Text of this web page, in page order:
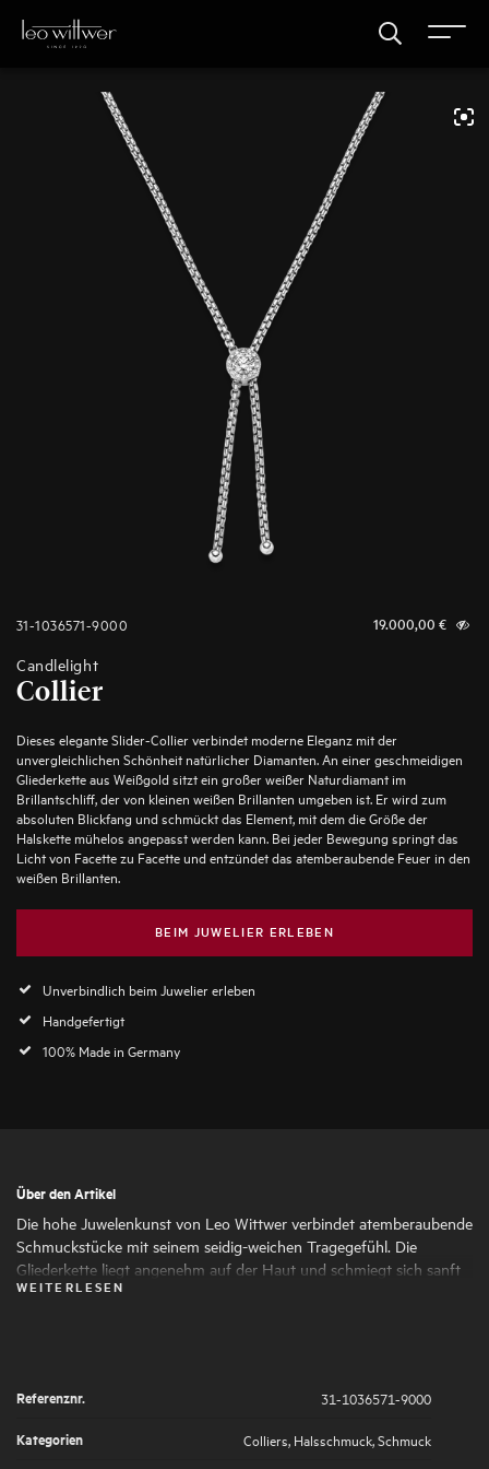
31-1036571-9000 19.000,00 €
Candlelight
Collier
Dieses elegante Slider-Collier verbindet moderne Eleganz mit der
unvergleichlichen Schönheit natürlicher Diamanten. An einer geschmeidigen
Gliederkette aus Weißgold sitzt ein großer weißer Naturdiamant im
Brillantschliff, der von kleinen weißen Brillanten umgeben ist. Er wird zum
absoluten Blickfang und schmückt das Element, mit dem die Größe der
Halskette mühelos angepasst werden kann. Bei jeder Bewegung springt das
Licht von Facette zu Facette und entzündet das atemberaubende Feuer in den
weißen Brillanten.
BEIM JUWELIER ERLEBEN
Unverbindlich beim Juwelier erleben
Handgefertigt
100% Made in Germany
Über den Artikel
Die hohe Juwelenkunst von Leo Wittwer verbindet atemberaubende
Schmuckstücke mit seinem seidig-weichen Tragegefühl. Die
Gliederkette liegt angenehm auf der Haut und schmiegt sich sanft
an das Dekolleté. Die Diamanten wurden unter der Lupe gefasst,
WEITERLESEN
Referenznr.
31-1036571-9000
Kategorien
Colliers Halsschmuck Schmuck